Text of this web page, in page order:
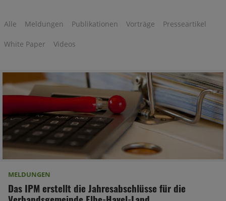
Alle Meldungen Publikationen Vorträge Presseartikel
White Paper Videos
MELDUNGEN
Das IPM erstellt die Jahresabschlüsse für die